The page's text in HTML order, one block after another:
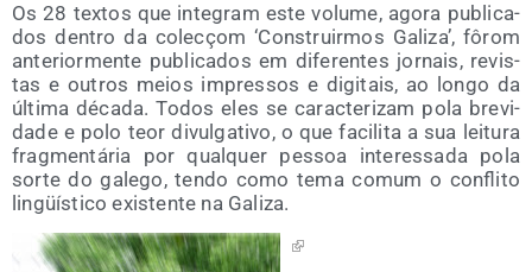
Os 28 tex­tos que inte­gram este volu­me, ago­ra publi­ca­
dos den­tro da cole­cçom ‘Cons­truir­mos Gali­za’, fôrom
ante­rior­men­te publi­ca­dos em dife­ren­tes jor­nais, revis­
tas e outros meios impres­sos e digi­tais, ao lon­go da
últi­ma déca­da. Todos eles se carac­te­ri­zam pola bre­vi­
da­de e polo teor divul­ga­ti­vo, o que faci­li­ta a sua lei­tu­ra
frag­men­tá­ria por qual­quer pes­soa inter­es­sa­da pola
sor­te do gale­go, ten­do como tema comum o con­fli­to
lin­güís­ti­co exis­ten­te na Galiza.